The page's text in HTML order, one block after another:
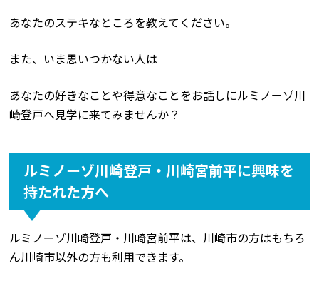
あなたのステキなところを教えてください。
また、いま思いつかない人は
あなたの好きなことや得意なことをお話しにルミノーゾ川
崎登戸へ見学に来てみませんか？
ルミノーゾ川崎登戸・川崎宮前平に興味を
持たれた方へ
ルミノーゾ川崎登戸・川崎宮前平は、川崎市の方はもちろ
ん川崎市以外の方も利用できます。